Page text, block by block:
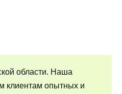
области. Наша
клиентам опытных и